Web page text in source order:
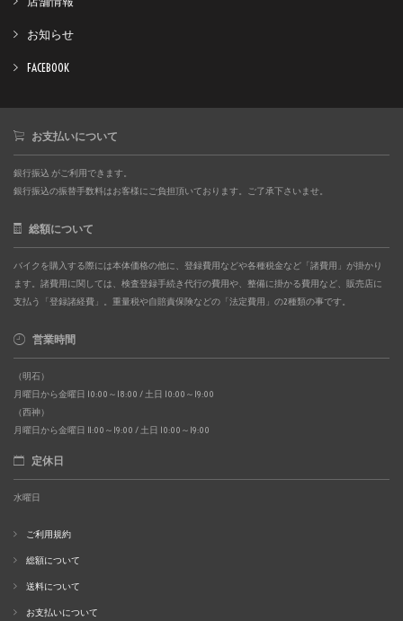
お知らせ
FACEBOOK
お支払いについて
銀行振込 がご利用できます。
銀行振込の振替手数料はお客様にご負担頂いております。ご了承下さいませ。
総額について
バイクを購入する際には本体価格の他に、登録費用などや各種税金など「諸費用」が掛かり
ます。諸費用に関しては、検査登録手続き代行の費用や、整備に掛かる費用など、販売店に
支払う「登録諸経費」。重量税や自賠責保険などの「法定費用」の2種類の事です。
営業時間
（明石）
月曜日から金曜日 10:00～18:00 / 土日 10:00～19:00
（西神）
月曜日から金曜日 11:00～19:00 / 土日 10:00～19:00
定休日
水曜日
ご利用規約
総額について
送料について
お支払いについて